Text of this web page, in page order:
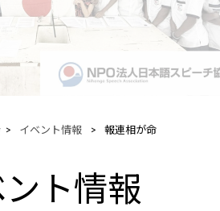
> イベント情報 > 報連相が命
ト情報